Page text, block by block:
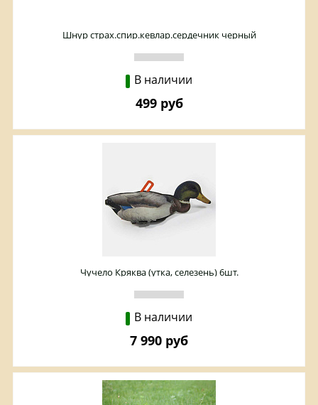
Шнур страх.спир.кевлар.сердечник черный
В наличии
499 руб
Чучело Кряква (утка, селезень) 6шт.
В наличии
7 990 руб